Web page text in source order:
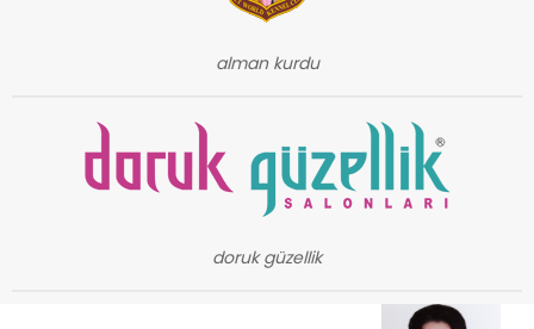
alman kurdu
doruk güzellik